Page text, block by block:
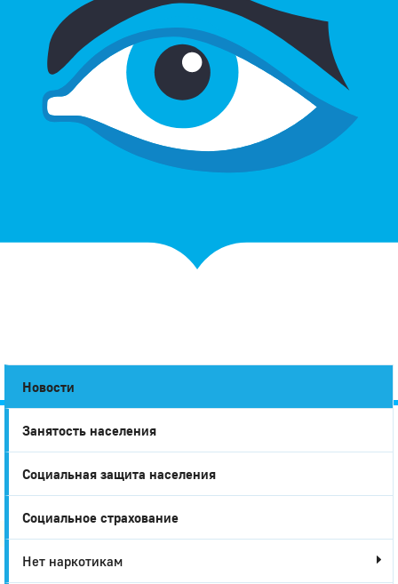
Город
Глазов
Новости
Занятость населения
Социальная защита населения
Социальное страхование
Нет наркотикам